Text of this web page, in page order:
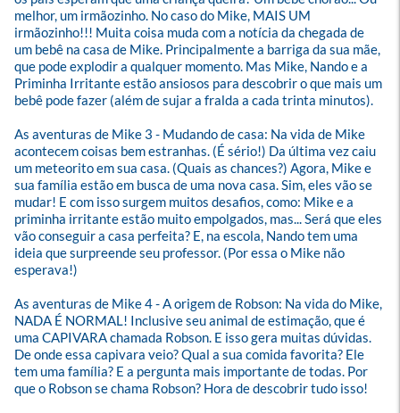
melhor, um irmãozinho. No caso do Mike, MAIS UM
irmãozinho!!! Muita coisa muda com a notícia da chegada de
um bebê na casa de Mike. Principalmente a barriga da sua mãe,
que pode explodir a qualquer momento. Mas Mike, Nando e a
Priminha Irritante estão ansiosos para descobrir o que mais um
bebê pode fazer (além de sujar a fralda a cada trinta minutos).
As aventuras de Mike 3 - Mudando de casa: Na vida de Mike
acontecem coisas bem estranhas. (É sério!) Da última vez caiu
um meteorito em sua casa. (Quais as chances?) Agora, Mike e
sua família estão em busca de uma nova casa. Sim, eles vão se
mudar! E com isso surgem muitos desafios, como: Mike e a
priminha irritante estão muito empolgados, mas... Será que eles
vão conseguir a casa perfeita? E, na escola, Nando tem uma
ideia que surpreende seu professor. (Por essa o Mike não
esperava!)
As aventuras de Mike 4 - A origem de Robson: Na vida do Mike,
NADA É NORMAL! Inclusive seu animal de estimação, que é
uma CAPIVARA chamada Robson. E isso gera muitas dúvidas.
De onde essa capivara veio? Qual a sua comida favorita? Ele
tem uma família? E a pergunta mais importante de todas. Por
que o Robson se chama Robson? Hora de descobrir tudo isso!